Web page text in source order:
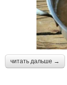
читать дальше →